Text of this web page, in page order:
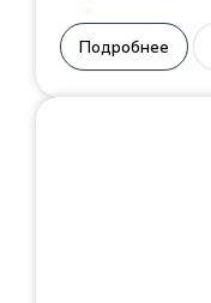
Подробнее